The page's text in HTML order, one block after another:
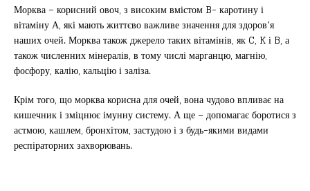
Морква – корисний овоч, з високим вмістом B- каротину і
вітаміну А, які мають життєво важливе значення для здоров’я
наших очей. Морква також джерело таких вітамінів, як C, K і B, а
також численних мінералів, в тому числі марганцю, магнію,
фосфору, калію, кальцію і заліза.
Крім того, що морква корисна для очей, вона чудово впливає на
кишечник і зміцнює імунну систему. А ще – допомагає боротися з
астмою, кашлем, бронхітом, застудою і з будь-якими видами
респіраторних захворювань.